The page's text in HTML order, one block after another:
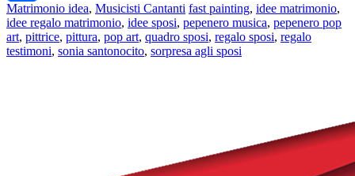
Share
Matrimonio idea, Musicisti Cantanti fast painting, idee matrimonio,
idee regalo matrimonio, idee sposi, pepenero musica, pepenero pop
art, pittrice, pittura, pop art, quadro sposi, regalo sposi, regalo
testimoni, sonia santonocito, sorpresa agli sposi